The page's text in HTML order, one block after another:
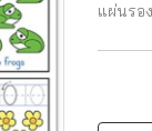
แผ่นรอ